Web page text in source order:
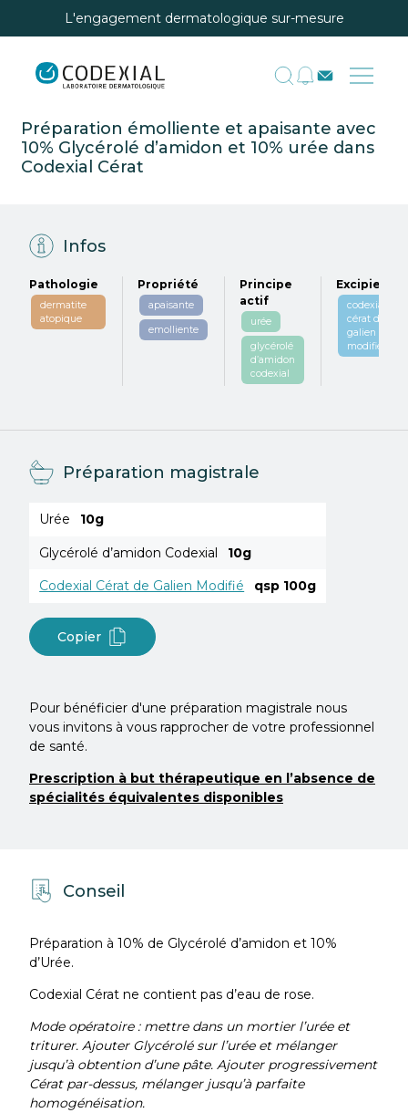
L'engagement dermatologique sur-mesure
Préparation émolliente et apaisante avec
10% Glycérolé d’amidon et 10% urée dans
Codexial Cérat
Infos
Pathologie
dermatite
atopique
Propriété
apaisante
emolliente
Principe
actif
urée
glycérolé
d’amidon
codexial
Excipient
codexial
cérat de
galien
modifié
Préparation magistrale
Urée 10g
Glycérolé d’amidon Codexial 10g
Codexial Cérat de Galien Modifié qsp 100g
Copier
Pour bénéficier d'une préparation magistrale nous
vous invitons à vous rapprocher de votre professionnel
de santé.
Prescription à but thérapeutique en l’absence de
spécialités équivalentes disponibles
Conseil
Préparation à 10% de Glycérolé d’amidon et 10%
d’Urée.
Codexial Cérat ne contient pas d’eau de rose.
Mode opératoire : mettre dans un mortier l’urée et
triturer. Ajouter Glycérolé sur l’urée et mélanger
jusqu’à obtention d’une pâte. Ajouter progressivement
Cérat par-dessus, mélanger jusqu’à parfaite
homogénéisation.